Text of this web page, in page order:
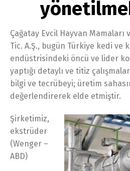
Çağatay Evcil Hayvan Mamaları
Tic. A.Ş., bugün Türkiye kedi ve
endüstrisindeki öncü ve lider
yaptığı detaylı ve titiz
bilgi ve tecrübeyi; üretim
değerlendirerek elde etmiştir.
Şirketimiz,
ekstrüder
(Wenger –
ABD)